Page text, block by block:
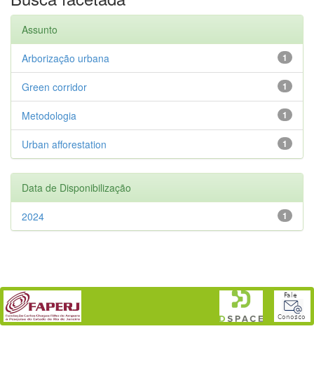
Assunto
1
Arborização urbana
1
Green corridor
1
Metodologia
1
Urban afforestation
Data de Disponibilização
1
2024